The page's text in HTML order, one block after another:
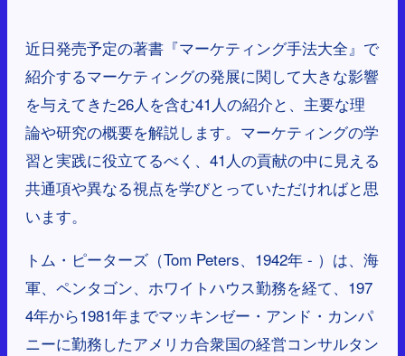
近日発売予定の著書『マーケティング手法大全』で
紹介するマーケティングの発展に関して大きな影響
を与えてきた26人を含む41人の紹介と、主要な理
論や研究の概要を解説します。マーケティングの学
習と実践に役立てるべく、41人の貢献の中に見える
共通項や異なる視点を学びとっていただければと思
います。
トム・ピーターズ（Tom Peters、1942年 - ）は、海
軍、ペンタゴン、ホワイトハウス勤務を経て、197
4年から1981年までマッキンゼー・アンド・カンパ
ニーに勤務したアメリカ合衆国の経営コンサルタン